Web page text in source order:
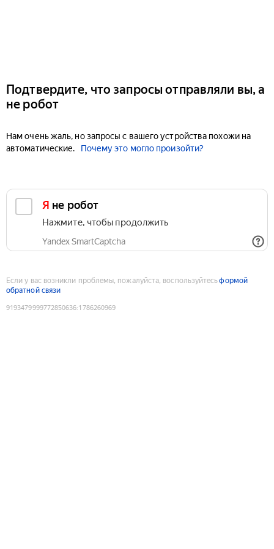
Подтвердите, что запросы отправляли вы, а
не робот
Нам очень жаль, но запросы с вашего устройства похожи на
автоматические.
Почему это могло произойти?
Я не робот
Нажмите, чтобы продолжить
Yandex SmartCaptcha
Если у вас возникли проблемы, пожалуйста, воспользуйтесьформой
обратной связи
9193479999772850636:1786260969